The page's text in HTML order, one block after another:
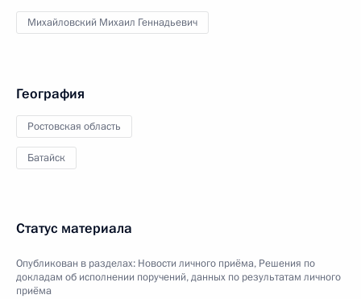
Михайловский Михаил Геннадьевич
География
Ростовская область
Батайск
Статус материала
Опубликован в разделах: Новости личного приёма, Решения по
докладам об исполнении поручений, данных по результатам личного
приёма